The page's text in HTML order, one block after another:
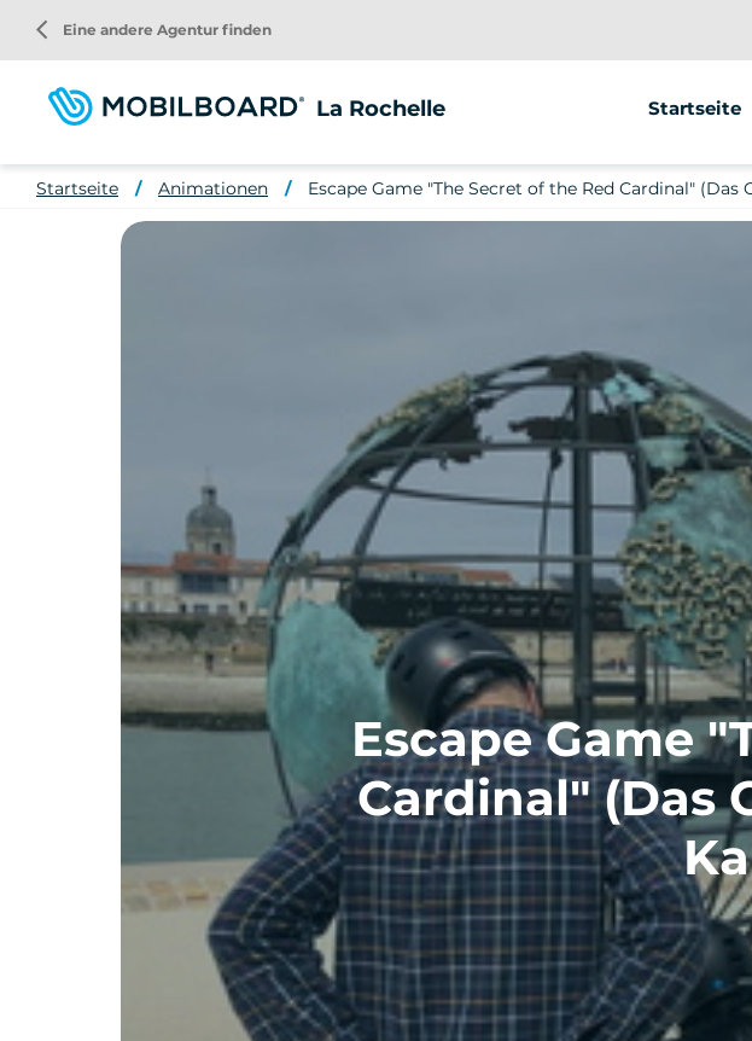
zum
Inhalt
La Rochelle Startseite
arrow_back_ios Eine andere Agentur finden
Startseite Animationen Escape Game "The Secret of the Red Cardinal" (Das
Escape Game
Cardinal" (Das